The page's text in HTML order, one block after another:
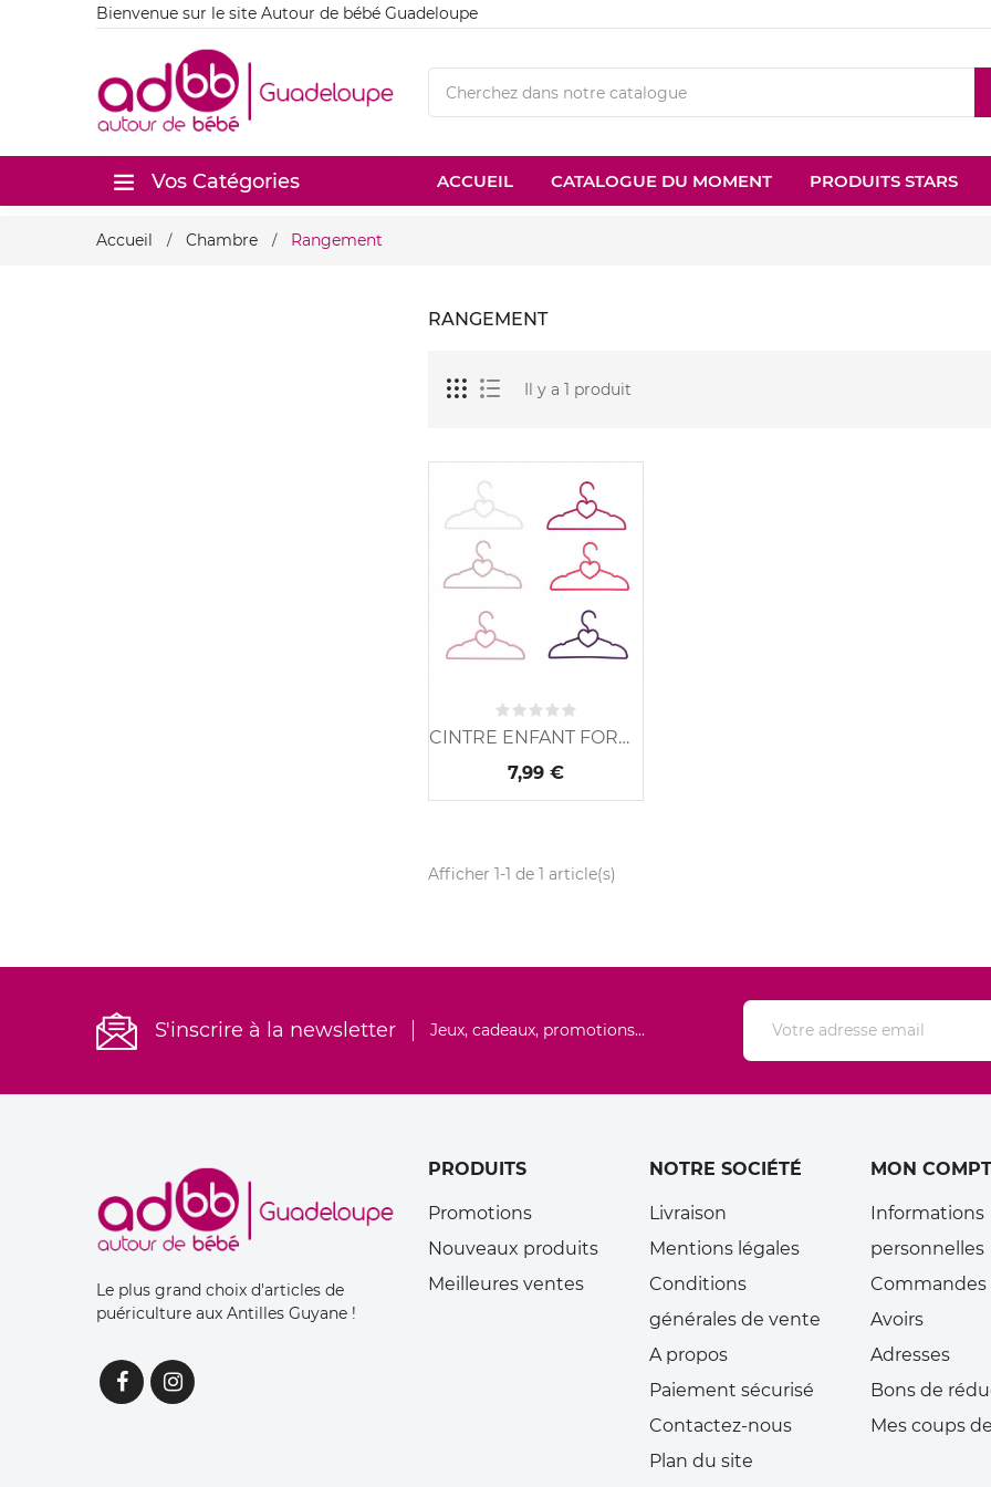
Bienvenue sur le site Autour de bébé Guadeloupe
Vos Catégories ACCUEIL CATALOGUE DU MOMENT PRODUITS STARS
Accueil Chambre Rangement
RANGEMENT
Il y a 1 produit
CINTRE ENFANT FORME
7,99 €
Afficher 1-1 de 1 article(s)
S'inscrire à la newsletter Jeux, cadeaux, promotions...
Le plus grand choix d'articles de
puériculture aux Antilles Guyane !
PRODUITS
Promotions
Nouveaux produits
Meilleures ventes
NOTRE SOCIÉTÉ
Livraison
Mentions légales
Conditions
générales de vente
A propos
Paiement sécurisé
Contactez-nous
Plan du site
MON
Informations
personnelles
Commandes
Avoirs
Adresses
Bons de
Mes coups